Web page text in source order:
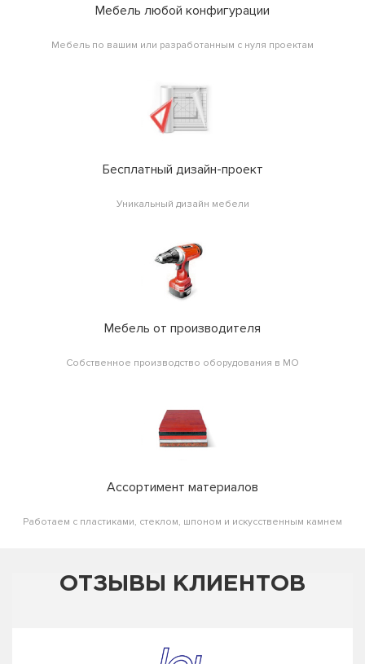
Мебель любой конфигурации
Мебель по вашим или разработанным с нуля проектам
Бесплатный дизайн-проект
Уникальный дизайн мебели
Мебель от производителя
Собственное производство оборудования в МО
Ассортимент материалов
Работаем с пластиками, стеклом, шпоном и искусственным камнем
ОТЗЫВЫ КЛИЕНТОВ